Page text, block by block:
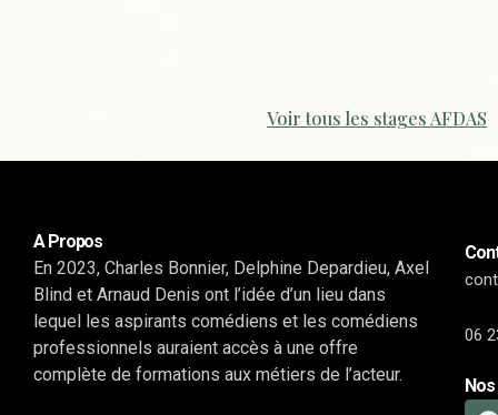
Voir tous les stages AFDAS
A Propos
En 2023, Charles Bonnier, Delphine Depardieu, Axel
Blind et Arnaud Denis ont l’idée d’un lieu dans
lequel les aspirants comédiens et les comédiens
professionnels auraient accès à une offre
complète de formations aux métiers de l’acteur.
06